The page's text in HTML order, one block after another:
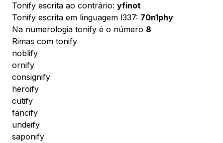
Tonify escrita ao contrário: yfinot
Tonify escrita em linguagem l337: 70n1phy
Na numerologia tonify é o número 8
Rimas com tonify
noblify
ornify
consignify
heroify
cutify
fancify
undeify
saponify